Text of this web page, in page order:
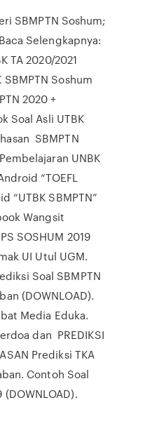
SBMPTN Soshum;
Selengkapnya:
TA 2020/2021
Soshum
2020 +
Soal Asli UTBK
SBMPTN
UNBK
“TOEFL
“UTBK SBMPTN”
Wangsit
SOSHUM 2019
UI Utul UGM.
Soal SBMPTN
(DOWNLOAD).
Media Eduka.
dan PREDIKSI
Prediksi TKA
Contoh Soal
(DOWNLOAD).